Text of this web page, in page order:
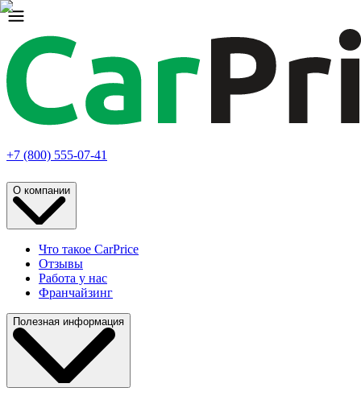
+7 (800) 555-07-41
О компании
Что такое CarPrice
Отзывы
Работа у нас
Франчайзинг
Полезная информация